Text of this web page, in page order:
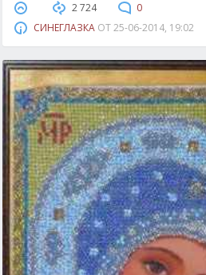
2 724
0
СИНЕГЛАЗКАОТ25-06-2014, 19:02